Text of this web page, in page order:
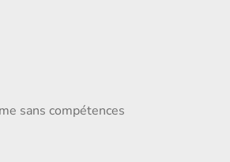
sans compétences